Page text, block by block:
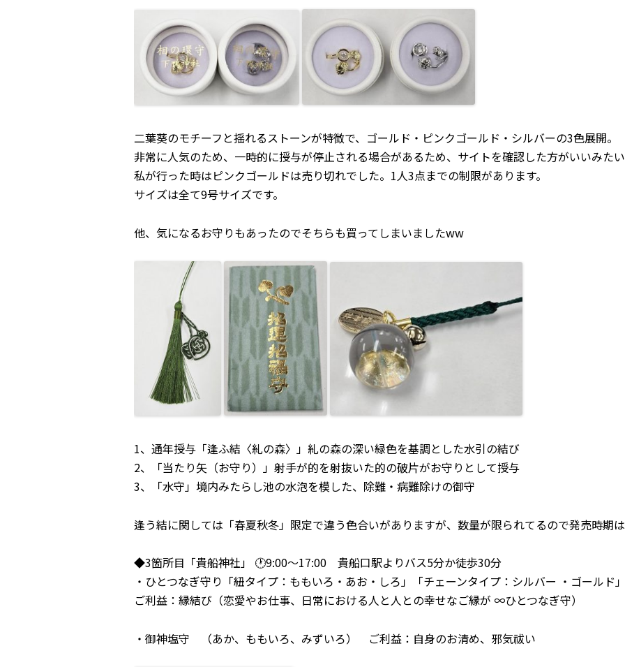
二葉葵のモチーフと揺れるストーンが特徴で、ゴールド・ピンクゴールド・シルバーの3色展開。
非常に人気のため、一時的に授与が停止される場合があるため、サイトを確認した方がいいみた
私が行った時はピンクゴールドは売り切れでした。1人3点までの制限があります。
サイズは全て9号サイズです。
他、気になるお守りもあったのでそちらも買ってしまいましたww
1、 通年授与「逢ふ結〈糺の森〉」糺の森の深い緑色を基調とした水引の結び
2、
「当たり矢（お守り）」射手が的を射抜いた的の破片がお守りとして授与
3、「水守」境内みたらし池の水泡を模した、除難・病難除けの御守
逢う結に関しては「春夏秋冬」限定で違う色合いがありますが、数量が限られてるので発売時期
◆3箇所目「貴船神社」 🕐9:00～17:00 貴船口駅よりバス5分か徒歩30分
・ひとつなぎ守り「紐タイプ：ももいろ・あお・しろ」「チェーンタイプ：シルバー ・ゴールド
ご利益：縁結び（恋愛やお仕事、日常における人と人との幸せなご縁が ∞ひとつなぎ守）
・御神塩守 （あか、ももいろ、みずいろ） ご利益：自身のお清め、邪気祓い